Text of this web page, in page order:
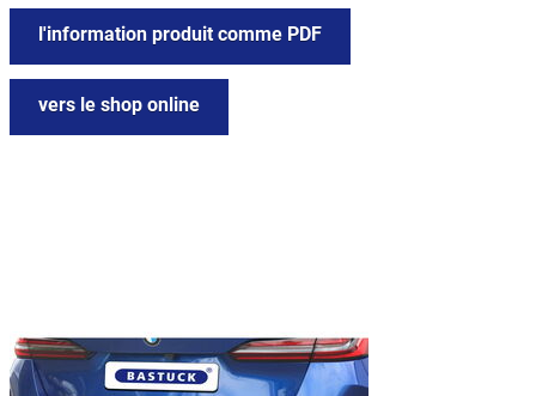
l'information produit comme PDF
vers le shop online